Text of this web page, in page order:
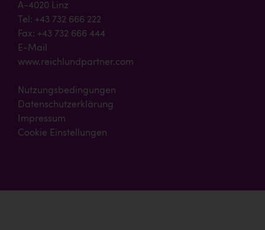
A-4020 Linz
Tel: +43 732 666 222
Fax: +43 732 666 444
E-Mail
www.reichlundpartner.com
Nutzungsbedingungen
Datenschutzerklärung
Impressum
Cookie Einstellungen